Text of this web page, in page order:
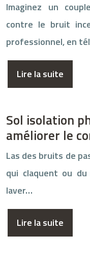
Imaginez un
contre le bruit
professionnel, en
Lire la suite
Sol isolation
améliorer le
Las des bruits de
qui claquent ou
laver…
Lire la suite